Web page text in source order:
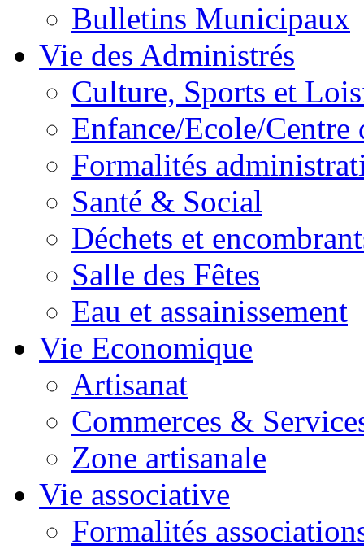
Bulletins Municipaux
Vie des Administrés
Culture, Sports et
Enfance/Ecole/Centre
Formalités
Santé & Social
Déchets et
Salle des Fêtes
Eau et assainissement
Vie Economique
Artisanat
Commerces &
Zone artisanale
Vie associative
Formalités